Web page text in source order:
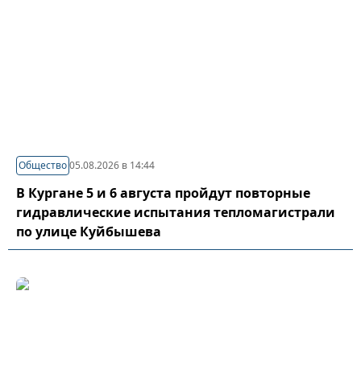
Общество05.08.2026 в 14:44
В Кургане 5 и 6 августа пройдут повторные
гидравлические испытания тепломагистрали
по улице Куйбышева